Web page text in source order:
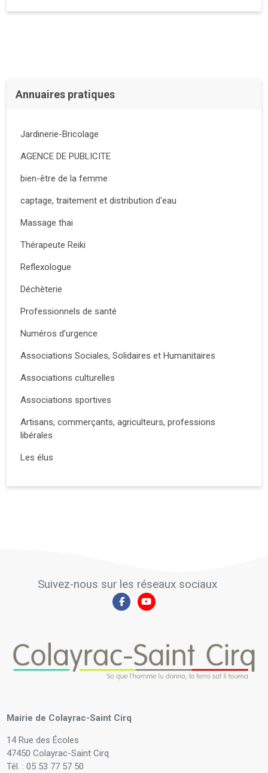
Annuaires pratiques
Jardinerie-Bricolage
AGENCE DE PUBLICITE
bien-être de la femme
captage, traitement et distribution d'eau
Massage thai
Thérapeute Reiki
Reflexologue
Déchèterie
Professionnels de santé
Numéros d'urgence
Associations Sociales, Solidaires et Humanitaires
Associations culturelles
Associations sportives
Artisans, commerçants, agriculteurs, professions
libérales
Les élus
Suivez-nous sur les réseaux sociaux
Mairie de Colayrac-Saint Cirq
14 Rue des Écoles
47450 Colayrac-Saint Cirq
Tél. : 05 53 77 57 50